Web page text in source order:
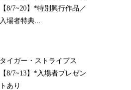
【8/7~20】*特別興行作品／
入場者特典...
タイガー・ストライプス
【8/7~13】*入場者プレゼン
トあり